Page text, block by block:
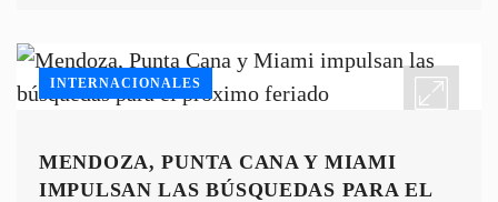
INTERNACIONALES
MENDOZA, PUNTA CANA Y MIAMI
IMPULSAN LAS BÚSQUEDAS PARA EL